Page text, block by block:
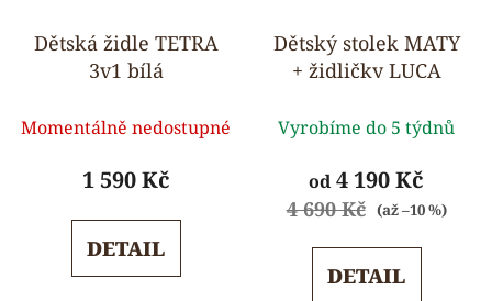
Dětská židle TETRA
3v1 bílá
hodnocení
produktu
5,0
z
Momentálně nedostupné
1 590 Kč
DETAIL
Dětský stolek MATY
+ židličky LUCA
hodnocení
produktu
je
5
Vyrobíme do 5 týdnů
od4 190 Kč
4 690 Kč (až –10 %)
DETAIL